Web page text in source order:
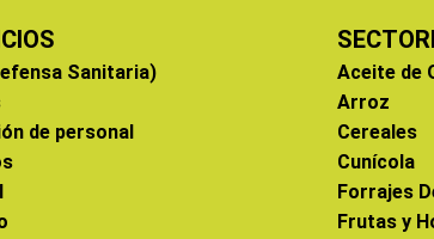
Sanitaria)
de personal
Aceite de
Arroz
Cereales
Cunícola
Forrajes
Frutas y